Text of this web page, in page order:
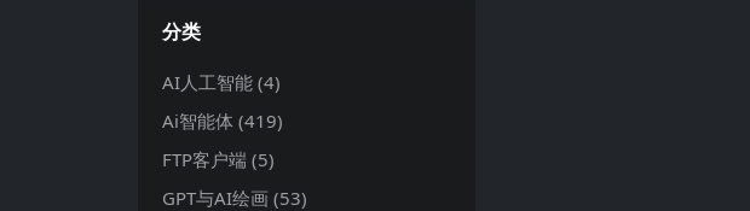
分类
AI人工智能 (4)
Ai智能体 (419)
FTP客户端 (5)
GPT与AI绘画 (53)